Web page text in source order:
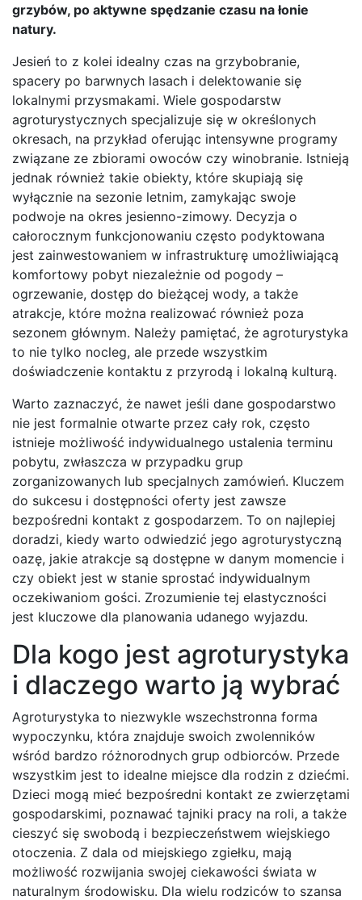
grzybów, po aktywne spędzanie czasu na łonie
natury.
Jesień to z kolei idealny czas na grzybobranie,
spacery po barwnych lasach i delektowanie się
lokalnymi przysmakami. Wiele gospodarstw
agroturystycznych specjalizuje się w określonych
okresach, na przykład oferując intensywne programy
związane ze zbiorami owoców czy winobranie. Istnieją
jednak również takie obiekty, które skupiają się
wyłącznie na sezonie letnim, zamykając swoje
podwoje na okres jesienno-zimowy. Decyzja o
całorocznym funkcjonowaniu często podyktowana
jest zainwestowaniem w infrastrukturę umożliwiającą
komfortowy pobyt niezależnie od pogody –
ogrzewanie, dostęp do bieżącej wody, a także
atrakcje, które można realizować również poza
sezonem głównym. Należy pamiętać, że agroturystyka
to nie tylko nocleg, ale przede wszystkim
doświadczenie kontaktu z przyrodą i lokalną kulturą.
Warto zaznaczyć, że nawet jeśli dane gospodarstwo
nie jest formalnie otwarte przez cały rok, często
istnieje możliwość indywidualnego ustalenia terminu
pobytu, zwłaszcza w przypadku grup
zorganizowanych lub specjalnych zamówień. Kluczem
do sukcesu i dostępności oferty jest zawsze
bezpośredni kontakt z gospodarzem. To on najlepiej
doradzi, kiedy warto odwiedzić jego agroturystyczną
oazę, jakie atrakcje są dostępne w danym momencie i
czy obiekt jest w stanie sprostać indywidualnym
oczekiwaniom gości. Zrozumienie tej elastyczności
jest kluczowe dla planowania udanego wyjazdu.
Dla kogo jest agroturystyka
i dlaczego warto ją wybrać
Agroturystyka to niezwykle wszechstronna forma
wypoczynku, która znajduje swoich zwolenników
wśród bardzo różnorodnych grup odbiorców. Przede
wszystkim jest to idealne miejsce dla rodzin z dziećmi.
Dzieci mogą mieć bezpośredni kontakt ze zwierzętami
gospodarskimi, poznawać tajniki pracy na roli, a także
cieszyć się swobodą i bezpieczeństwem wiejskiego
otoczenia. Z dala od miejskiego zgiełku, mają
możliwość rozwijania swojej ciekawości świata w
naturalnym środowisku. Dla wielu rodziców to szansa